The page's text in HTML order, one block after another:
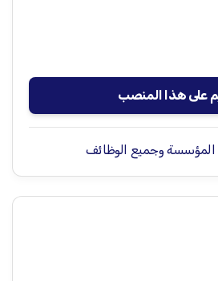
على هذا المنصب
وجميع الوظائف